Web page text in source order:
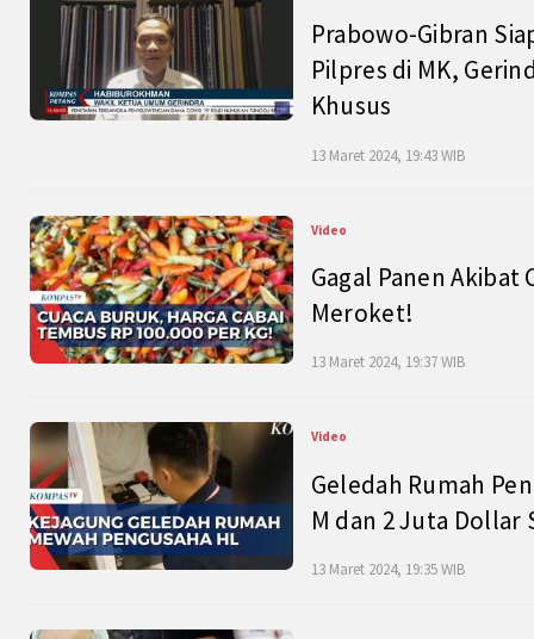
Prabowo-Gibran
Pilpres di MK,
Khusus
13 Maret 2024, 19:43 WIB
Video
Gagal Panen Akibat
Meroket!
13 Maret 2024, 19:37 WIB
Video
Geledah Rumah
M dan 2 Juta Dollar
13 Maret 2024, 19:35 WIB